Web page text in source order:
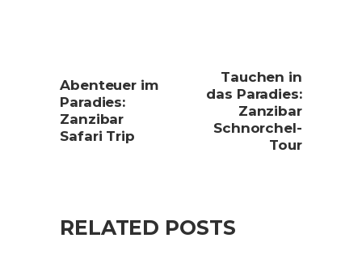
Abenteuer im
Paradies:
Zanzibar
Safari Trip
Tauchen in
das Paradies:
Zanzibar
Schnorchel-
Tour
RELATED POSTS